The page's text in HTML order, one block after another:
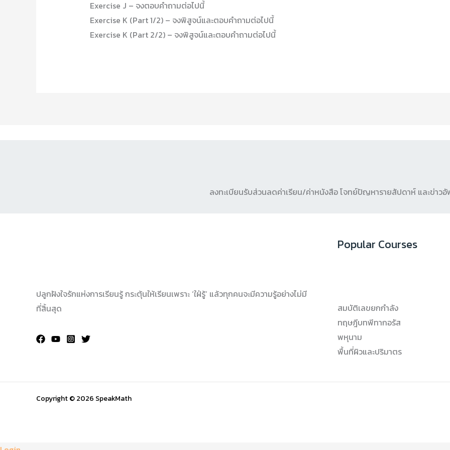
Exercise J – จงตอบคำถามต่อไปนี้
Exercise K (Part 1/2) – จงพิสูจน์และตอบคำถามต่อไปนี้
Exercise K (Part 2/2) – จงพิสูจน์และตอบคำถามต่อไปนี้
ลงทะเบียนรับส่วนลดค่าเรียน/ค่าหนังสือ โจทย์ปัญหารายสัปดาห์ และข่าวอั
ปลูกฝังใจรักแห่งการเรียนรู้ กระตุ้นให้เรียนเพราะ ‘ใฝ่รู้’ แล้วทุกคนจะมีความรู้อย่างไม่มี
ที่สิ้นสุด
Popular Courses
สมบัติเลขยกกำลัง
ทฤษฎีบทพีทากอรัส
พหุนาม
พื้นที่ผิวและปริมาตร
Copyright © 2026 SpeakMath